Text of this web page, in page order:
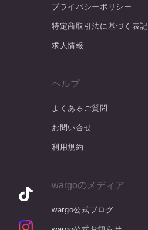
プライバシーポリシー
特定商取引法に基づく表記
求人情報
ヘルプ
よくあるご質問
お問い合せ
利用規約
wargoのメディア
wargo公式ブログ